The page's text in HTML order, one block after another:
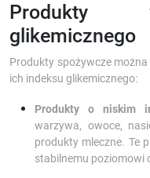
Produkty
glikemicznego
Produkty spożywcze
ich indeksu glikemicznego:
Produkty o niskim
warzywa, owoce,
produkty mleczne. Te
stabilnemu poziomowi